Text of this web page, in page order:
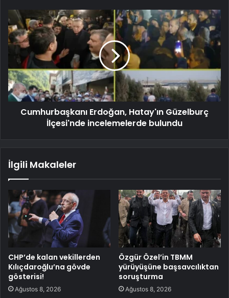
Cumhurbaşkanı Erdoğan, Hatay'ın Güzelburç
İlçesi'nde incelemelerde bulundu
İlgili Makaleler
CHP’de kalan vekillerden
Kılıçdaroğlu’na gövde
gösterisi!
Ağustos 8, 2026
Özgür Özel’in TBMM
yürüyüşüne başsavcılıktan
soruşturma
Ağustos 8, 2026